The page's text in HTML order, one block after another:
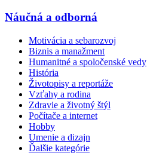
Náučná a odborná
Motivácia a sebarozvoj
Biznis a manažment
Humanitné a spoločenské vedy
História
Životopisy a reportáže
Vzťahy a rodina
Zdravie a životný štýl
Počítače a internet
Hobby
Umenie a dizajn
Ďalšie kategórie